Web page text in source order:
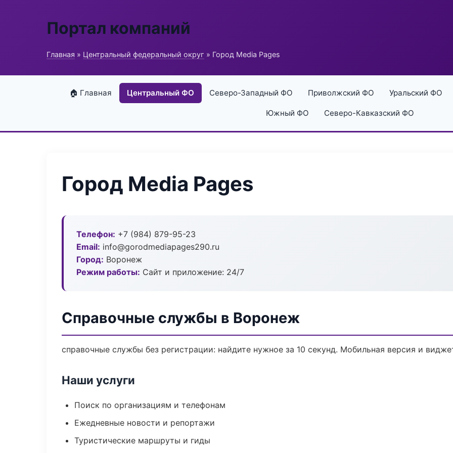
Портал компаний
Главная » Центральный федеральный округ » Город Media Pages
🏠 Главная Центральный ФО Северо-Западный ФО Приволжский ФО Уральский ФО
Южный ФО Северо-Кавказский ФО
Город Media Pages
Телефон: +7 (984) 879-95-23
Email: info@gorodmediapages290.ru
Город: Воронеж
Режим работы: Сайт и приложение: 24/7
Справочные службы в Воронеж
справочные службы без регистрации: найдите нужное за 10 секунд. Мобильная версия и
Наши услуги
Поиск по организациям и телефонам
Ежедневные новости и репортажи
Туристические маршруты и гиды